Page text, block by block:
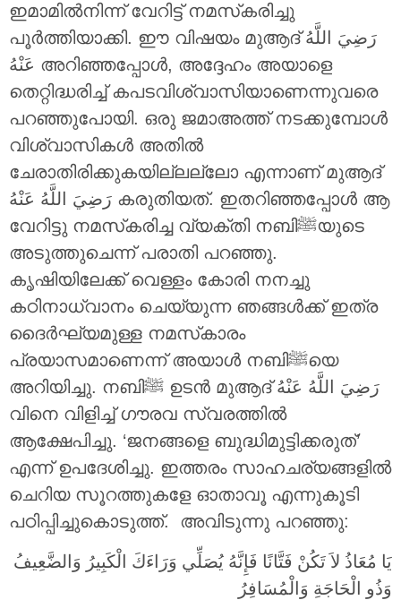
ഇമാമിൽനിന്ന് വേറിട്ട് നമസ്‌കരിച്ചു
പൂർത്തിയാക്കി. ഈ വിഷയം മുആദ് رَضِيَ اللَّهُ
عَنْهُ അറിഞ്ഞപ്പോൾ, അദ്ദേഹം അയാളെ
തെറ്റിദ്ധരിച്ച് കപടവിശ്വാസിയാണെന്നുവരെ
പറഞ്ഞുപോയി. ഒരു ജമാഅത്ത് നടക്കുമ്പോൾ
വിശ്വാസികൾ അതിൽ
ചേരാതിരിക്കുകയില്ലല്ലോ എന്നാണ് മുആദ്
رَضِيَ اللَّهُ عَنْهُ കരുതിയത്. ഇതറിഞ്ഞപ്പോൾ ആ
വേറിട്ടു നമസ്‌കരിച്ച വ്യക്തി നബിﷺയുടെ
അടുത്തുചെന്ന് പരാതി പറഞ്ഞു.
കൃഷിയിലേക്ക് വെള്ളം കോരി നനച്ചു
കഠിനാധ്വാനം ചെയ്യുന്ന ഞങ്ങൾക്ക് ഇത്ര
ദൈർഘ്യമുള്ള നമസ്‌കാരം
പ്രയാസമാണെന്ന് അയാൾ നബിﷺയെ
അറിയിച്ചു. നബിﷺ ഉടൻ മുആദ് رَضِيَ اللَّهُ عَنْهُ
വിനെ വിളിച്ച് ഗൗരവ സ്വരത്തിൽ
ആക്ഷേപിച്ചു. ‘ജനങ്ങളെ ബുദ്ധിമുട്ടിക്കരുത്’
എന്ന് ഉപദേശിച്ചു. ഇത്തരം സാഹചര്യങ്ങളിൽ
ചെറിയ സൂറത്തുകളേ ഓതാവൂ എന്നുകൂടി
പഠിപ്പിച്ചുകൊടുത്ത്. അവിടുന്നു പറഞ്ഞു:
يَا مُعَاذُ لاَ تَكُنْ فَتَّانًا فَإِنَّهُ يُصَلِّي وَرَاءَكَ الْكَبِيرُ وَالضَّعِيفُ
وَذُو الْحَاجَةِ وَالْمُسَافِرُ